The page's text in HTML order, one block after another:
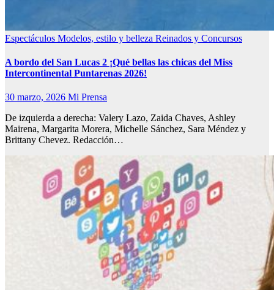
Espectáculos Modelos, estilo y belleza Reinados y Concursos
A bordo del San Lucas 2 ¡Qué bellas las chicas del Miss
Intercontinental Puntarenas 2026!
30 marzo, 2026 Mi Prensa
De izquierda a derecha: Valery Lazo, Zaida Chaves, Ashley
Mairena, Margarita Morera, Michelle Sánchez, Sara Méndez y
Brittany Chevez. Redacción…